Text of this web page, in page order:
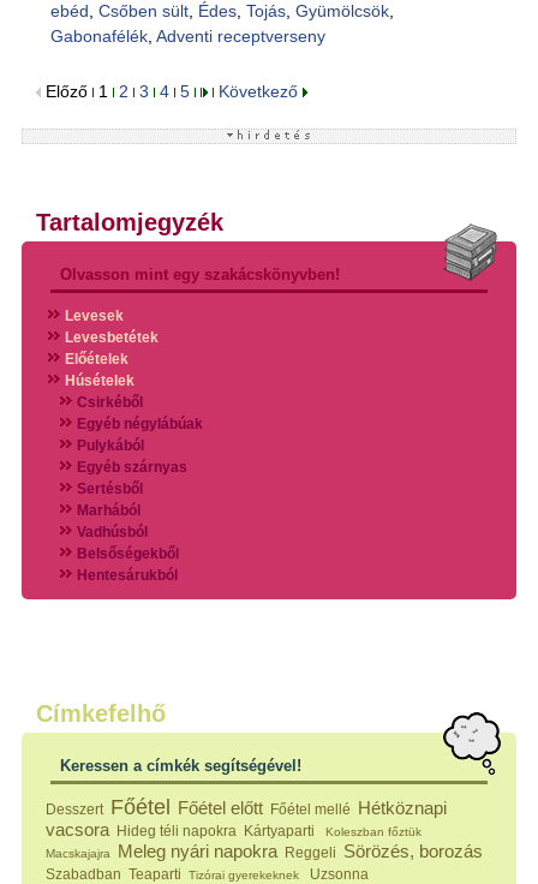
ebéd Csőben sült, Édes, Tojás, Gyümölcsök,
Gabonafélék, Adventi receptverseny
Előző 1 2 3 4 5 Következő
Tartalomjegyzék
Olvasson mint egy szakácskönyvben!
Levesek
Levesbetétek
Előételek
Húsételek
Csirkéből
Egyéb négylábúak
Pulykából
Egyéb szárnyas
Sertésből
Marhából
Vadhúsból
Belsőségekből
Hentesárukból
Vadszárnyasokból
Köretek
Klasszikus főzelékek
Zöldséges ételek
Hidegkonyhai készítmények
Főtt tészták
Zsiradékban sült tészták
Sütőben sült tészták
Címkefelhő
Keressen a címkék segítségével!
Desszert Főétel Főétel előtt Főétel mellé Hétköznapi
vacsora Hideg téli napokra Kártyaparti
Koleszban főztük
Macskajajra
Meleg nyári napokra Reggeli Sörözés, borozás
Szabadban Teaparti Tizórai gyerekeknek Uzsonna